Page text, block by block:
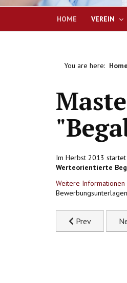
HOME VEREIN
You are here: Home
Im Herbst 2013
Werteorientierte
Weitere Informationen
Previous article:
Prev